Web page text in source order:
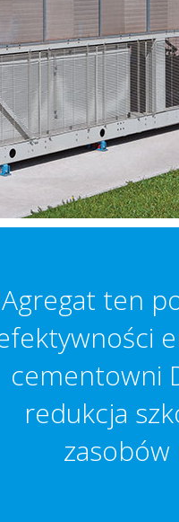
ten
cementowni
redukcja